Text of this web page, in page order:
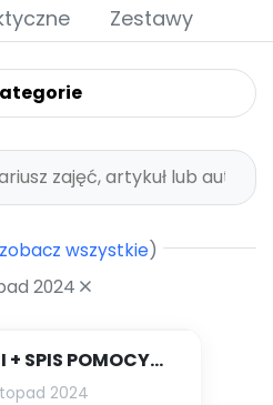
Zestawy
zobacz wszystkie)
2024
+ SPIS POMOCY
11.278/2024
2024